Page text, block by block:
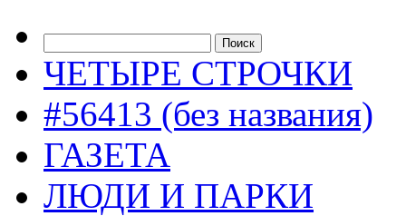
ЧЕТЫРЕ СТРОЧКИ
#56413 (без названия)
ГАЗЕТА
ЛЮДИ И ПАРКИ